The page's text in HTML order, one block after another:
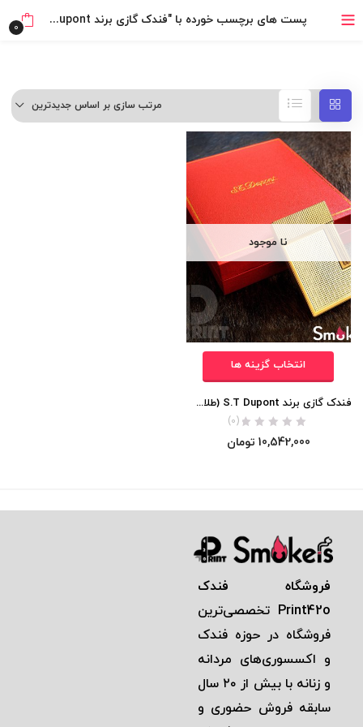
خرید قسطی با ترب‌پی پست های برچسب خورده با "فندک گازی برند S.T Dupont رنگ طلایی" 0
مرتب سازی بر اساس جدیدترین
نا موجود
انتخاب گزینه ها
فندک گازی برند S.T Dupont (طلایی الماسی) اورجینال
(0)
10,542,000 تومان
فروشگاه فندک
Print42o تخصصی‌ترين
فروشگاه در حوزه فندک
و اكسسوری‌های مردانه
و زنانه با بيش از ٢٠ سال
سابقه فروش حضوری و